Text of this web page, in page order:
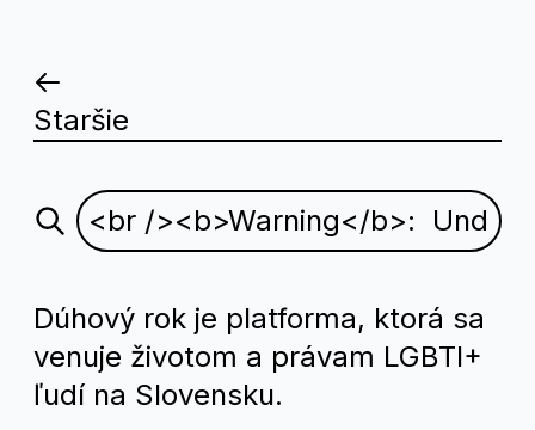
Staršie
Dúhový rok je platforma, ktorá sa
venuje životom a právam LGBTI+
ľudí na Slovensku.